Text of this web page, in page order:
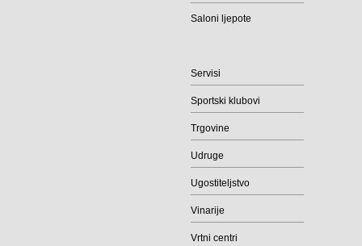
Saloni ljepote
Servisi
Sportski klubovi
Trgovine
Udruge
Ugostiteljstvo
Vinarije
Vrtni centri